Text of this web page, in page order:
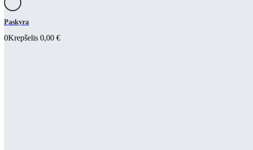
Paskyra
0Krepšelis 0,00 €